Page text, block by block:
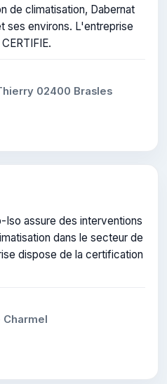
de climatisation, Dabernat
ses environs. L'entreprise
02400 Brasles
Iso assure des interventions
dans le secteur de
dispose de la certification
Charmel